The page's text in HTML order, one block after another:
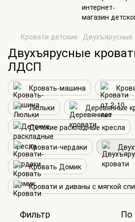
Кровати детские Двухъярусные
Двухъярусные
ЛДСП
Кровать-машина
Люльки
Деревянные
Детские раскладные кресла
Кровати-чердаки
Кровать Домик
Кровати и диваны с мягкой
Фильтр По